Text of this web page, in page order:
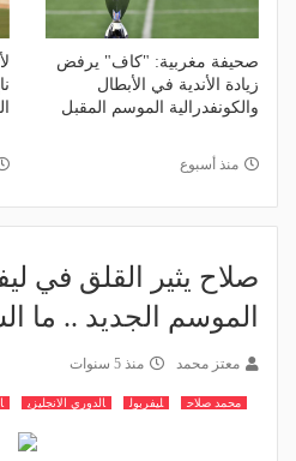
صحيفة مغربية: "كاف" يرفض
زيادة الأندية في الأبطال
والكونفدرالية الموسم المقبل
منذ أسبوع
صلاح يثير القلق في
الموسم الجديد .. ما
معتز محمد منذ 5 سنوات
محمد صلاح ليفربول الدوري الانجليزي